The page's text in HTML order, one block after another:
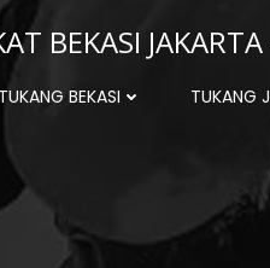
BEKASI
TUKANG BEKASI TUKANG